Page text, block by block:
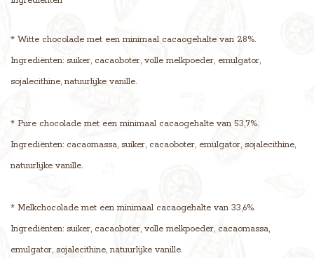
* Witte chocolade met een minimaal cacaogehalte van 28%.
Ingrediënten: suiker, cacaoboter, volle melkpoeder, emulgator,
sojalecithine, natuurlijke vanille.
* Pure chocolade met een minimaal cacaogehalte van 53,7%.
Ingrediënten: cacaomassa, suiker, cacaoboter, emulgator, sojalecithine,
natuurlijke vanille.
* Melkchocolade met een minimaal cacaogehalte van 33,6%.
Ingrediënten: suiker, cacaoboter, volle melkpoeder, cacaomassa,
emulgator, sojalecithine, natuurlijke vanille.